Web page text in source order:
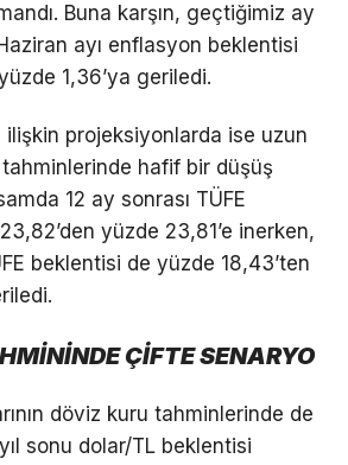
Buna karşın, geçtiğimiz ay
ayı enflasyon beklentisi
1,36’ya geriledi.
ilişkin projeksiyonlarda ise uzun
hafif bir düşüş
12 ay sonrası TÜFE
yüzde 23,81’e inerken,
beklentisi de yüzde 18,43’ten
ÇİFTE SENARYO
döviz kuru tahminlerinde de
sonu dolar/TL beklentisi